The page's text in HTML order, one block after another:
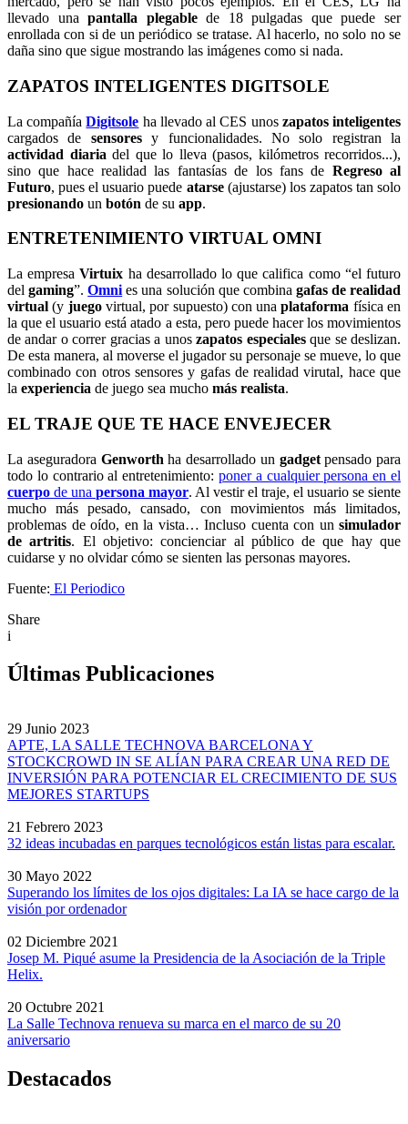
llevado unapantalla plegablede 18 pulgadas que puede ser
enrollada con si de un periódico se tratase. Al hacerlo, no solo no se
daña sino que sigue mostrando las imágenes como si nada.
ZAPATOS INTELIGENTES DIGITSOLE
La compañíaDigitsole ha llevado al CES unos zapatosinteligentes
cargados de sensoresy funcionalidades. No solo registran la
actividad diaria del que lo lleva (pasos, kilómetros recorridos...),
sino que hace realidad las fantasías de los fans de Regreso al
Futuro, pues el usuario puede atarse(ajustarse) los zapatos tan solo
presionando un botón de su app.
ENTRETENIMIENTO VIRTUAL OMNI
La empresaVirtuix ha desarrollado lo que califica como “el futuro
delgaming”.Omni es una solución que combina gafas de realidad
virtual (y juegovirtual, por supuesto) con unaplataforma física en
la que el usuario está atado a esta, pero puede hacer los movimientos
de andar o correr gracias a unoszapatos especialesque se deslizan.
De esta manera, al moverse el jugador su personaje se mueve, lo que
combinado con otros sensores y gafas de realidad virutal, hace que
la experiencia de juego sea mucho más realista.
EL TRAJE QUE TE HACE ENVEJECER
La aseguradora Genworth ha desarrollado un gadgetpensado para
todo lo contrario al entretenimiento: poner a cualquier persona en el
cuerpo de una persona mayor. Al vestir el traje, el usuario se siente
mucho más pesado, cansado, con movimientos más limitados,
problemas de oído, en la vista… Incluso cuenta con un simulador
de artritis. El objetivo: concienciar al público de que hay que
cuidarse y no olvidar cómo se sienten las personas mayores.
Fuente: El Periodico
Share
i
Últimas Publicaciones
29 Junio 2023
APTE, LA SALLE TECHNOVA BARCELONA Y
STOCKCROWD IN SE ALÍAN PARA CREAR UNA RED DE
INVERSIÓN PARA POTENCIAR EL CRECIMIENTO DE SUS
MEJORES STARTUPS
21 Febrero 2023
32 ideas incubadas en parques tecnológicos están listas para escalar.
30 Mayo 2022
Superando los límites de los ojos digitales: La IA se hace cargo de la
visión por ordenador
02 Diciembre 2021
Josep M. Piqué asume la Presidencia de la Asociación de la Triple
Helix.
20 Octubre 2021
La Salle Technova renueva su marca en el marco de su 20
aniversario
Destacados